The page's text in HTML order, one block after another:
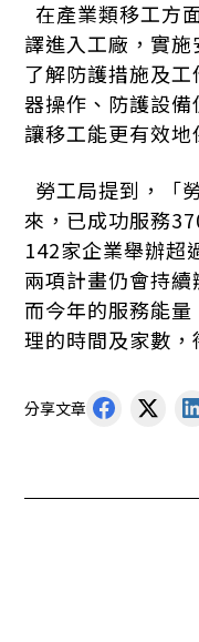
在產業類移工方
譯進入工廠，實
了解防護措施及
器操作、防護設備
讓移工能更有效地
勞工局提到，「
來，已成功服務
142家企業舉辦超
兩項計畫仍會持續
而今年的服務能
理的時間及家數，
分享文章